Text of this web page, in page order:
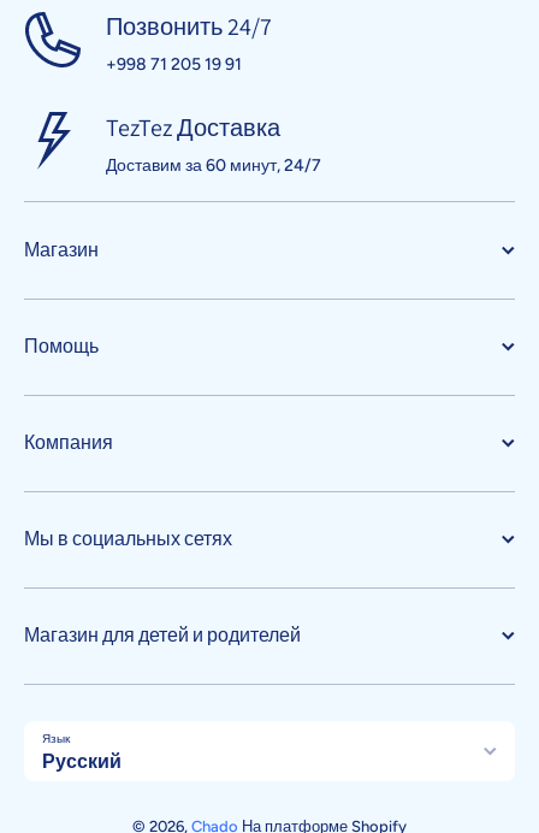
Позвонить 24/7
+998 71 205 19 91
TezTez Доставка
Доставим за 60 минут, 24/7
Магазин
Помощь
Компания
Мы в социальных сетях
Магазин для детей и родителей
Язык
Русский
© 2026, Chado На платформе Shopify